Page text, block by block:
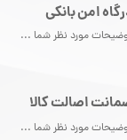
امن بانکی
مورد نظر شما ...
اصالت کالا
مورد نظر شما ...